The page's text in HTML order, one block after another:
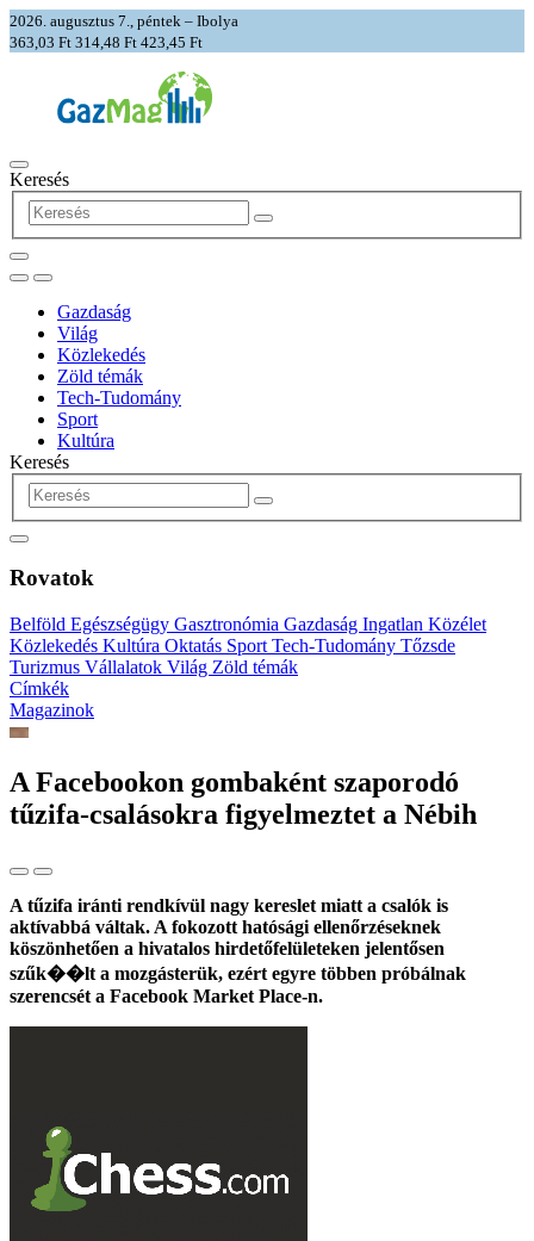
2026. augusztus 7., péntek – Ibolya
363,03 Ft 314,48 Ft 423,45 Ft
Keresés
Gazdaság
Világ
Közlekedés
Zöld témák
Tech-Tudomány
Sport
Kultúra
Keresés
Rovatok
Belföld Egészségügy Gasztronómia Gazdaság Ingatlan Közélet
Közlekedés Kultúra Oktatás Sport Tech-Tudomány Tőzsde
Turizmus Vállalatok Világ Zöld témák
Címkék
Magazinok
A Facebookon gombaként szaporodó
tűzifa-csalásokra figyelmeztet a Nébih
A tűzifa iránti rendkívül nagy kereslet miatt a csalók is
aktívabbá váltak. A fokozott hatósági ellenőrzéseknek
köszönhetően a hivatalos hirdetőfelületeken jelentősen
szűk��lt a mozgásterük, ezért egyre többen próbálnak
szerencsét a Facebook Market Place-n.